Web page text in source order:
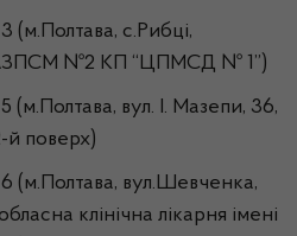
с.Рибці,
АЗПСМ №2 КП “ЦПМСД № 1”)
вул. І. Мазепи, 36,
поверх)
(м.Полтава, вул.Шевченка,
клінічна лікарня імені